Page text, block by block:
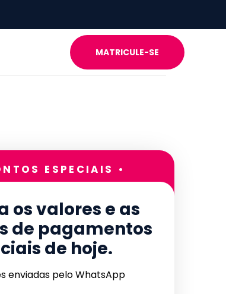
MATRICULE-SE
ESPECIAIS •
os valores e as
de pagamentos
de hoje.
enviadas pelo WhatsApp